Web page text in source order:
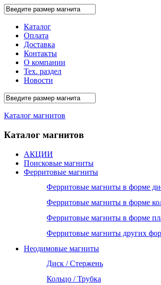
Каталог
Оплата
Доставка
Контакты
О компании
Тех. раздел
Новости
Каталог магнитов
Каталог магнитов
АКЦИИ
Поисковые магниты
Ферритовые магниты
Ферритовые магниты в форме
Ферритовые магниты в форме
Ферритовые магниты в форме
Ферритовые магниты других
Неодимовые магниты
Диск / Стержень
Кольцо / Трубка